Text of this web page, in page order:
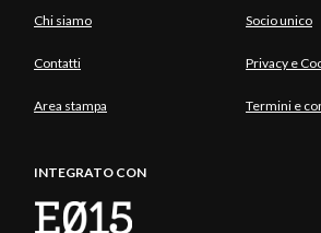
Chi siamo Socio unico
Contatti Privacy e
Area stampa Termini e
INTEGRATO CON